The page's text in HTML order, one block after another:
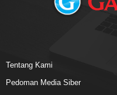
Tentang Kami
Pedoman Media Siber